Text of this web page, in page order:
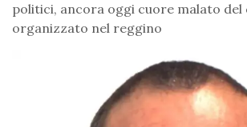
politici, ancora oggi cuore malato del
organizzato nel reggino